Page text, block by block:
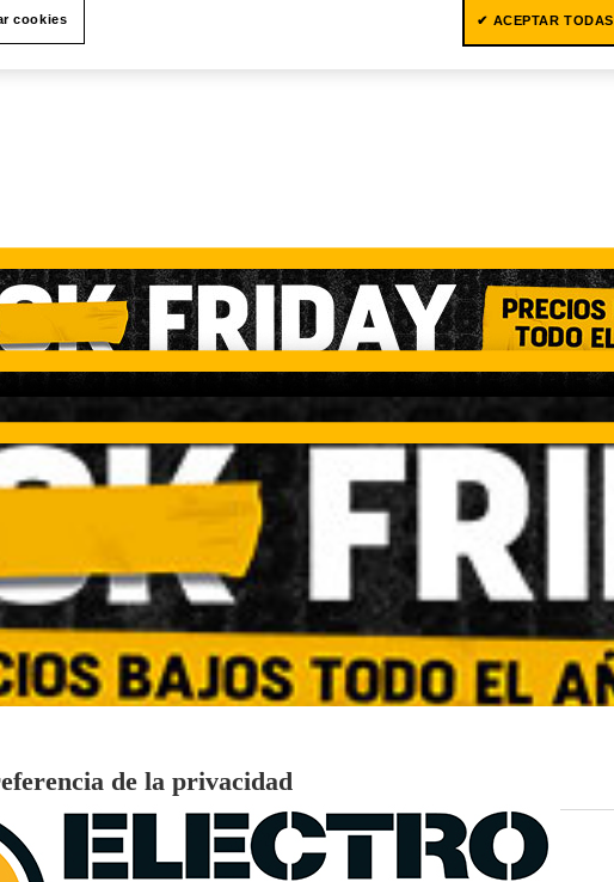
para 4-5 personas, VALBERG WF 914 A-10 SD W566C
Pago aplazos
C 315L 186cm Estático Inox Clase C
369
Pago a
plazos
CLIM-A14 3.500 frigorías / 40 m²
cookies ✔ ACEPTAR TODAS
de la privacidad